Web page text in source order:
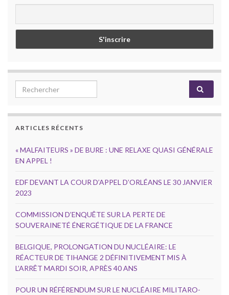
Search for:
ARTICLES RÉCENTS
« MALFAITEURS » DE BURE : UNE RELAXE QUASI GÉNÉRALE
EN APPEL !
EDF DEVANT LA COUR D’APPEL D’ORLÉANS LE 30 JANVIER
2023
COMMISSION D’ENQUÊTE SUR LA PERTE DE
SOUVERAINETÉ ÉNERGÉTIQUE DE LA FRANCE
BELGIQUE, PROLONGATION DU NUCLÉAIRE: LE
RÉACTEUR DE TIHANGE 2 DÉFINITIVEMENT MIS À
L’ARRÊT MARDI SOIR, APRÈS 40 ANS
POUR UN RÉFÉRENDUM SUR LE NUCLÉAIRE MILITARO-